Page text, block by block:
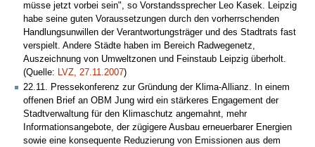
müsse jetzt vorbei sein", so Vorstandssprecher Leo Kasek. Leipzig
habe seine guten Voraussetzungen durch den vorherrschenden
Handlungsunwillen der Verantwortungsträger und des Stadtrats fast
verspielt. Andere Städte haben im Bereich Radwegenetz,
Auszeichnung von Umweltzonen und Feinstaub Leipzig überholt.
(Quelle: LVZ, 27.11.2007)
22.11. Pressekonferenz zur Gründung der Klima-Allianz. In einem
offenen Brief an OBM Jung wird ein stärkeres Engagement der
Stadtverwaltung für den Klimaschutz angemahnt, mehr
Informationsangebote, der zügigere Ausbau erneuerbarer Energien
sowie eine konsequente Reduzierung von Emissionen aus dem